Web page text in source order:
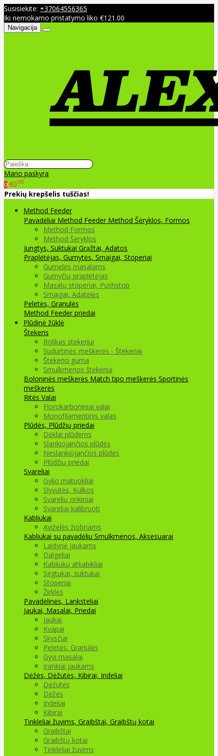
Susisiekite: +37064556365
Iki nemokamo pristatymo liko €121.00
Navigacija
Mano paskyra
0 €000
Prekių krepšelis tuščias!
Method Feeder
Pavadėliai Method Feeder Method Šėryklos, Formos
Method Formos
Method Šėryklos
Jungtys, Suktukai Grąžtai, Adatos
Praplėtėjas, Gumytės, Smaigai, Stoperiai
Gumelės masalams
Gumyčių prapletėjas
Masalų stoperiai, Pushstop
Smaigai, Adatėlės
Peletės, Granulės
Method Feeder priedai
Plūdinė žūklė
Štekeris
Rolikas stekeriui
Sudurtinės meškerės - Štekeriai
Štekerio guma
Smulkmenos štekeriui
Boloninės meškerės Match tipo meškerės Sportinės
meškerės
Ritės Valai
Florokarboniniai valai
Monofilamentinis valas
Plūdės, Plūdžių priedai
Dėklai plūdėms
Slankiojančios plūdės
Neslankiojančios plūdės
Plūdžių priedai
Svareliai
Gylio matuokliai
Slyvutės, Kulkos
Svarelių rinkiniai
Svareliai kalibruoti
Kabliukai
Avižėlės žiobriams
Kabliukai su pavadėliu Smulkmenos, Aksesuarai
Laidynė jaukams
Dalgeliai
Kabliukų atkabikliai
Segtukai, suktukai
Stoperiai
Žirklės
Pavadėlinės, Lanksteliai
Jaukai, Masalai, Priedai
Jaukai
Kvapai
Skysčiai
Peletės, Granulės
Gyvi masalai
Įrankiai jaukams
Dėžės, Dėžutės, Kibirai, Indeliai
Dėžutės
Dėžės
Indeliai
Kibirai
Tinkleliai žuvims, Graibštai, Graibštų kotai
Graibštai
Graibštų kotai
Tinkleliai žuvims